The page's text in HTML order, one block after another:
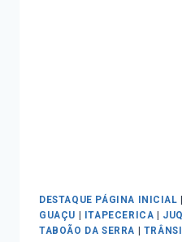
DESTAQUE PÁGINA INICIAL |
GUAÇU | ITAPECERICA |
TABOÃO DA SERRA |